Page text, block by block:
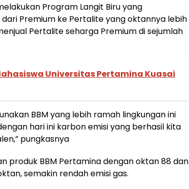
Program Langit Biru yang
Premium ke Pertalite yang oktannya lebih
Pertalite seharga Premium di sejumlah
Universitas Pertamina Kuasai
BBM yang lebih ramah lingkungan ini
hari ini karbon emisi yang berhasil kita
pungkasnya
produk BBM Pertamina dengan oktan 88 dan
semakin rendah emisi gas.